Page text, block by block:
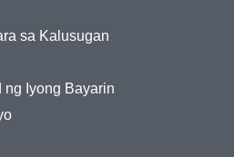
sa Kalusugan
Iyong Bayarin